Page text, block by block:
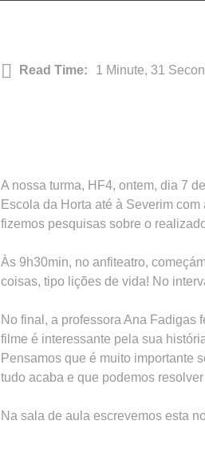
Read Time: 1 Minute, 31
A nossa turma, HF4, ontem, dia 7
Escola da Horta até à Severim
fizemos pesquisas sobre o
Às 9h30min, no anfiteatro,
coisas, tipo lições de vida! No
No final, a professora Ana Fadigas
filme é interessante pela sua
Pensamos que é muito importante
tudo acaba e que podemos
Na sala de aula escrevemos esta